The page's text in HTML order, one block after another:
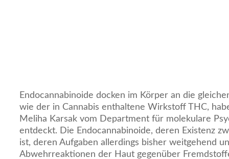
Endocannabinoide docken im Körper an die
wie der in Cannabis enthaltene Wirkstoff THC,
Meliha Karsak vom Department für molekulare
entdeckt. Die Endocannabinoide, deren Existenz
ist, deren Aufgaben allerdings bisher weitgehend
Abwehrreaktionen der Haut gegenüber